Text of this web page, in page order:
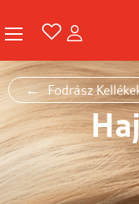
Fodrász